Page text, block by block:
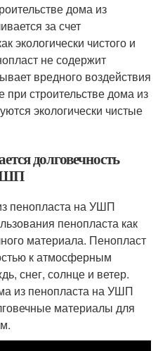
дома из
за счет
экологически чистого и
не содержит
вредного воздействия
строительстве дома из
экологически чистые
долговечность
пенопласта на УШП
пенопласта как
материала. Пенопласт
к атмосферным
снег, солнце и ветер.
из пенопласта на УШП
материалы для